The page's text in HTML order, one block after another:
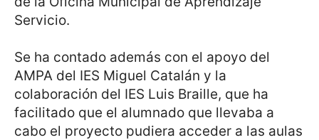
Servicio.
Se ha contado además con el apoyo del
AMPA del IES Miguel Catalán y la
colaboración del IES Luis Braille, que ha
facilitado que el alumnado que llevaba a
cabo el proyecto pudiera acceder a las aulas